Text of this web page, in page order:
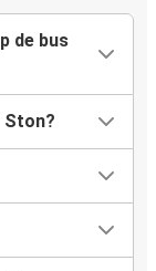
de bus
Ston?